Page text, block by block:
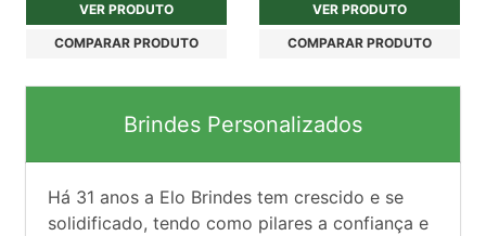
VER PRODUTO
COMPARAR PRODUTO
VER PRODUTO
COMPARAR PRODUTO
Brindes Personalizados
Há 31 anos a Elo Brindes tem crescido e se
solidificado, tendo como pilares a confiança e